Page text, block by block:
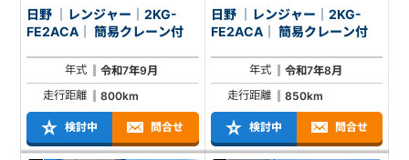
日野 ｜レンジャー｜2KG-
FE2ACA｜ 簡易クレーン付
年式
令和7年9月
走行距離
800km
検討中 問合せ
日野 ｜レンジャー｜2KG-
FE2ACA｜ 簡易クレーン付
年式
令和7年8月
走行距離
850km
検討中 問合せ